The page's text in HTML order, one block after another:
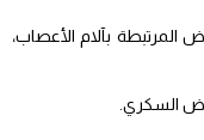
المرتبطة بآلام الأعصاب،
السكري.